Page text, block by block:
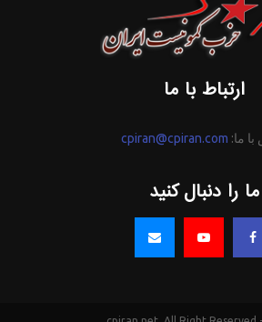
ارتباط با ما
ما: cpiran@cpiran.com
ما را دنبال کنید